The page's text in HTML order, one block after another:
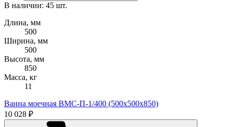
В наличии: 45 шт.
Длина, мм
500
Ширина, мм
500
Высота, мм
850
Масса, кг
11
Ванна моечная ВМС-П-1/400 (500х500х850)
10 028 ₽